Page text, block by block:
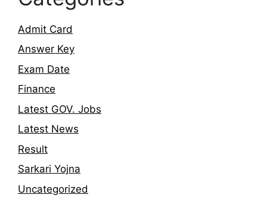
Admit Card
Answer Key
Exam Date
Finance
Latest GOV. Jobs
Latest News
Result
Sarkari Yojna
Uncategorized